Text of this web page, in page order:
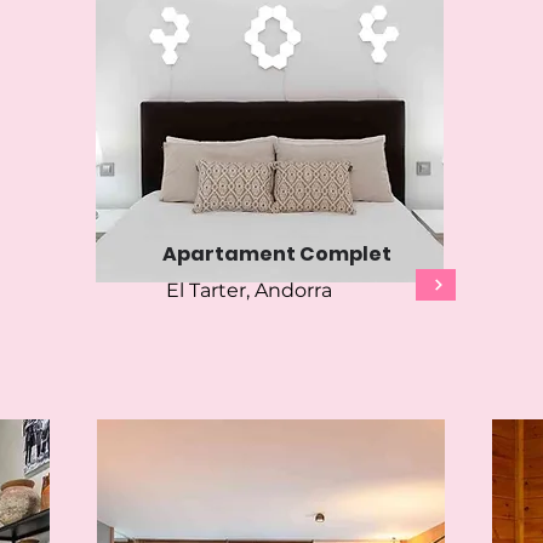
Apartament Complet
El Tarter, Andorra